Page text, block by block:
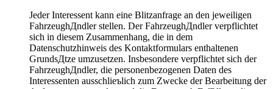
Jeder Interessent kann eine Blitzanfrage an den jeweiligen
FahrzeughДndler stellen. Der FahrzeughДndler verpflichtet
sich in diesem Zusammenhang, die in dem
Datenschutzhinweis des Kontaktformulars enthaltenen
GrundsДtze umzusetzen. Insbesondere verpflichtet sich der
FahrzeughДndler, die personenbezogenen Daten des
Interessenten ausschlieъlich zum Zwecke der Bearbeitung der